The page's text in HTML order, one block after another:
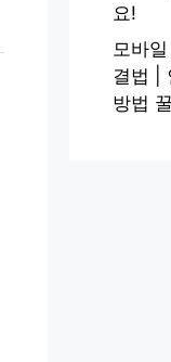
요!
모바
결법 |
방법